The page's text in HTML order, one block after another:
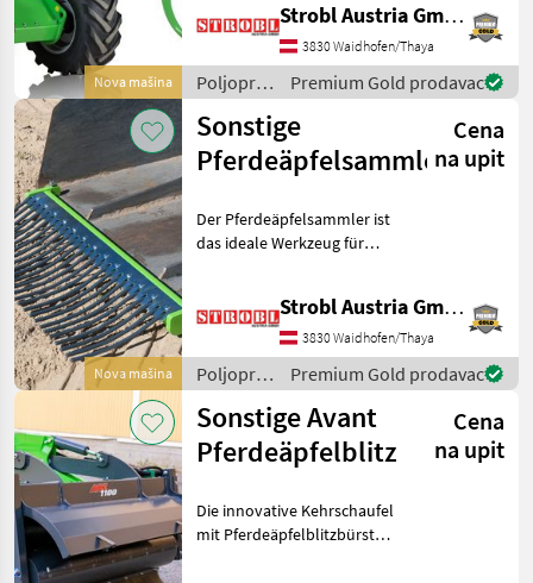
Nova mašina
Rotator und einem
größeren Greifwinkel.
Speziell für den Einsatz an
der 700-
Strobl Austria GmbH
3830 Waidhofen/Thaya
Poljoprivredni
motorni
strojevi /
Sonstige
Premium Gold prodavac
Nova mašina
Sonstige
Pferdeäpfelsammler
Cena
na upit
Der Pferdeäpfelsammler ist
das ideale Werkzeug für
Pferdeäpfel effizient und
mühelos zu sammeln.
Dieser innovative Aufsatz
Strobl Austria GmbH
3830 Waidhofen/Thaya
Poljoprivredni
motorni
strojevi /
Sonstige
Premium Gold prodavac
Sonstige Avant
Pferdeäpfelblitz
Cena
na upit
Die innovative Kehrschaufel
mit Pferdeäpfelblitzbürste